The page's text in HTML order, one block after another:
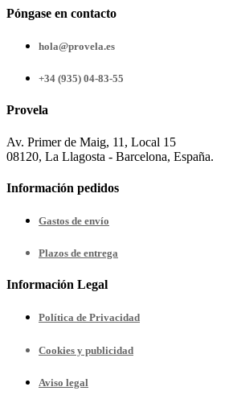
Póngase en contacto
hola@provela.es
+34 (935) 04-83-55
Provela
Av. Primer de Maig, 11, Local 15
08120, La Llagosta - Barcelona, España.
Información pedidos
Gastos de envío
Plazos de entrega
Información Legal
Política de Privacidad
Cookies y publicidad
Aviso legal